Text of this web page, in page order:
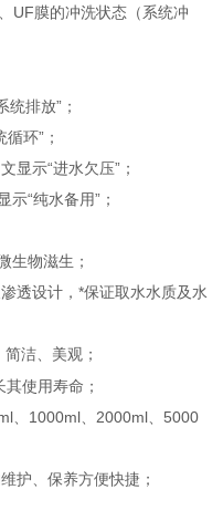
UF膜的冲洗状态（系统冲
排放”；
循环” ；
文显示“进水欠压”；
示“纯水备用”；
生物滋生；
透设计，*保证取水水质及水
简洁、美观；
使用寿命；
1000ml 2000ml
5000
护、保养方便快捷；